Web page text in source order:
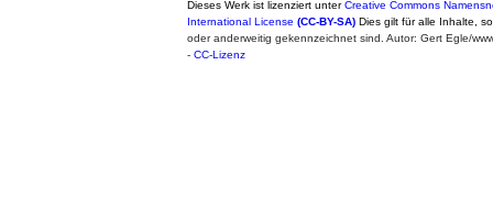
Dieses Werk ist lizenziert unterCreative Commons
International License (CC-BY-SA) Dies gilt für alle Inhalte,
oder anderweitig gekennzeichnet sind. Autor: Gert Egle/
- CC-Lizenz